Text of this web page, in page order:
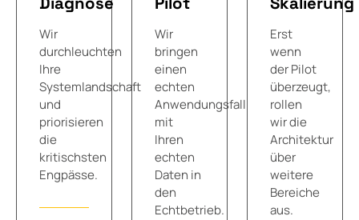
Wir
durchleuchten
Ihre
Systemlandschaft
und
priorisieren
die
kritischsten
Engpässe.
Wir
bringen
einen
echten
Anwendungsfall
mit
Ihren
echten
Daten in
den
Echtbetrieb.
Erst
wenn
der Pilot
überzeugt,
rollen
wir die
Architektur
über
weitere
Bereiche
aus.